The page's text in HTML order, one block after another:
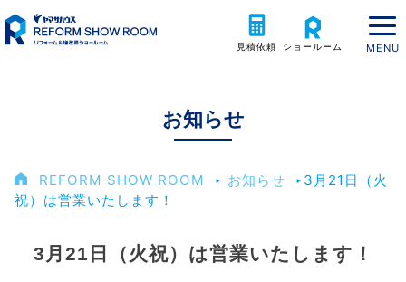
見積依頼 ショールーム
お知らせ
REFORM SHOW ROOM ‣ お知らせ ‣ 3月21日（火
祝）は営業いたします！
3月21日（火祝）は営業いたします！